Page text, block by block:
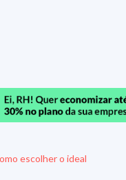
escolher o ideal